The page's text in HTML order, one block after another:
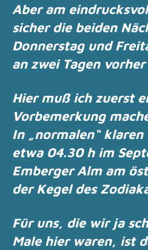
Aber am
sicher die beiden
Donnerstag und
an zwei Tagen
Hier muß ich zuerst
Vorbemerkung
In „normalen“
etwa 04.30 h im
Emberger Alm am
der Kegel des
Für uns, die wir ja
Male hier waren, ist